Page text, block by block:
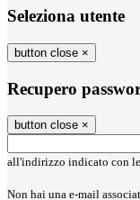
Seleziona utente
button close ×
Recupero
button close ×
all'indirizzo indicato con
Non hai una e-mail